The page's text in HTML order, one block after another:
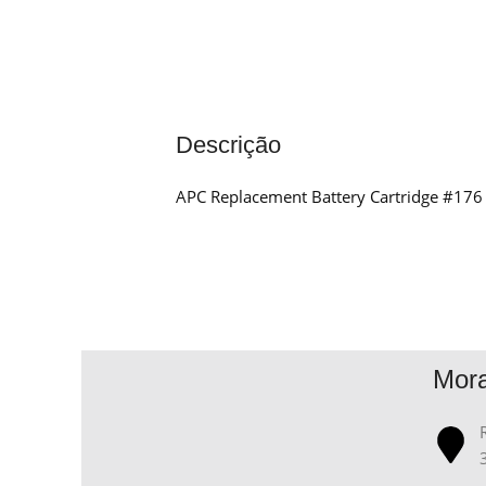
Descrição
APC Replacement Battery Cartridge #176